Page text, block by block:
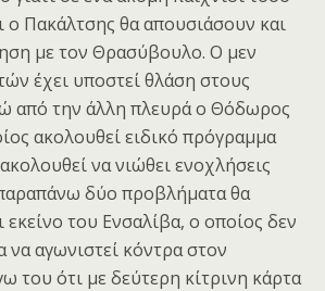
ο Πακάλτσης θα απουσιάσουν και
με τον Θρασύβουλο. Ο μεν
έχει υποστεί θλάση στους
από την άλλη πλευρά ο Θόδωρος
ακολουθεί ειδικό πρόγραμμα
να νιώθει ενοχλήσεις
δύο προβλήματα θα
του Ενσαλίβα, ο οποίος δεν
να αγωνιστεί κόντρα στον
του ότι με δεύτερη κίτρινη κάρτα